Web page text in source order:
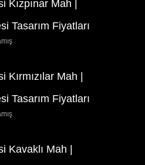
Mah |
Tasarım Fiyatları
Mah |
Tasarım Fiyatları
Kavaklı Mah |